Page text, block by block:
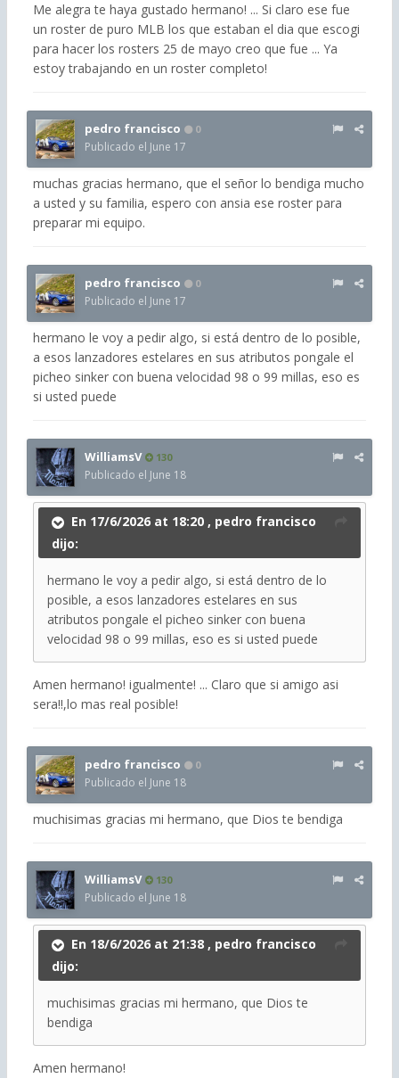
Me alegra te haya gustado hermano! ... Si claro ese fue
un roster de puro MLB los que estaban el dia que escogi
para hacer los rosters 25 de mayo creo que fue ... Ya
estoy trabajando en un roster completo!
pedro francisco 0
Publicado el June 17
muchas gracias hermano, que el señor lo bendiga mucho
a usted y su familia, espero con ansia ese roster para
preparar mi equipo.
pedro francisco 0
Publicado el June 17
hermano le voy a pedir algo, si está dentro de lo posible,
a esos lanzadores estelares en sus atributos pongale el
picheo sinker con buena velocidad 98 o 99 millas, eso es
si usted puede
WilliamsV 130
Publicado el June 18
En 17/6/2026 at 18:20 , pedro francisco
dijo:
hermano le voy a pedir algo, si está dentro de lo
posible, a esos lanzadores estelares en sus
atributos pongale el picheo sinker con buena
velocidad 98 o 99 millas, eso es si usted puede
Amen hermano! igualmente! ... Claro que si amigo asi
sera!!,lo mas real posible!
pedro francisco 0
Publicado el June 18
muchisimas gracias mi hermano, que Dios te bendiga
WilliamsV 130
Publicado el June 18
En 18/6/2026 at 21:38 , pedro francisco
dijo:
muchisimas gracias mi hermano, que Dios te
bendiga
Amen hermano!